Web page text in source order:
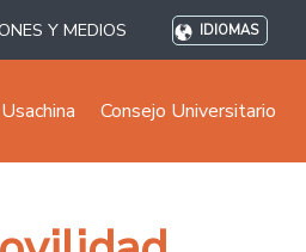
Y MEDIOS IDIOMAS
Consejo Universitario